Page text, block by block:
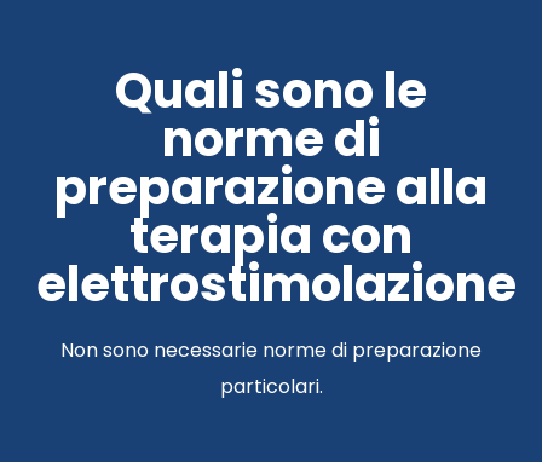
Quali sono le
norme di
preparazione alla
terapia con
elettrostimolazione
Non sono necessarie norme di preparazione
particolari.